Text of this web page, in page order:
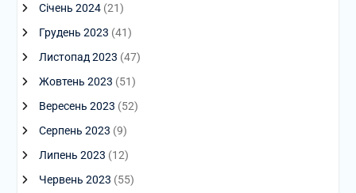
Січень 2024(21)
Грудень 2023 (41)
Листопад 2023 (47)
Жовтень 2023 (51)
Вересень 2023 (52)
Серпень 2023 (9)
Липень 2023 (12)
Червень 2023 (55)